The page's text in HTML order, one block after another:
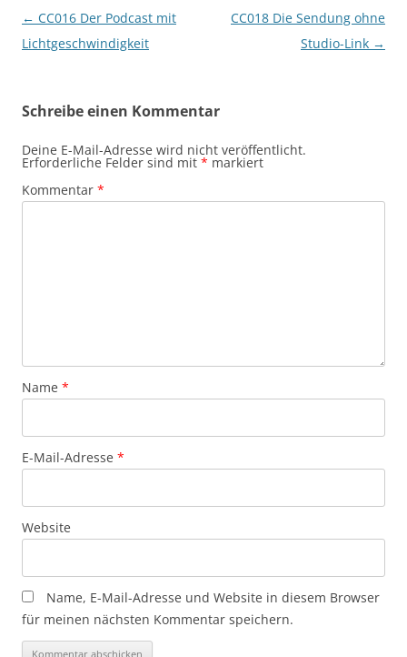
Beitragsnavigation
← CC016 Der Podcast mit
Lichtgeschwindigkeit
CC018 Die Sendung ohne
Studio-Link →
Schreibe einen Kommentar
Deine E-Mail-Adresse wird nicht veröffentlicht.
Erforderliche Felder sind mit * markiert
Kommentar *
Name *
E-Mail-Adresse *
Website
Name, E-Mail-Adresse und Website in diesem Browser
für meinen nächsten Kommentar speichern.